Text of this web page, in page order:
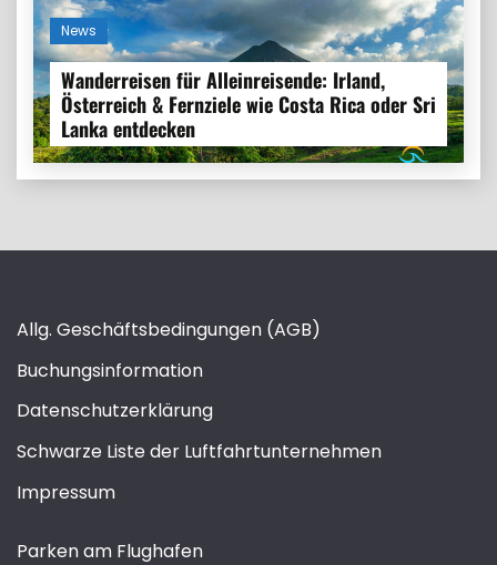
News
Wanderreisen für Alleinreisende: Irland,
Österreich & Fernziele wie Costa Rica oder Sri
Lanka entdecken
Allg. Geschäftsbedingungen (AGB)
Buchungsinformation
Datenschutzerklärung
Schwarze Liste der Luftfahrtunternehmen
Impressum
Parken am Flughafen